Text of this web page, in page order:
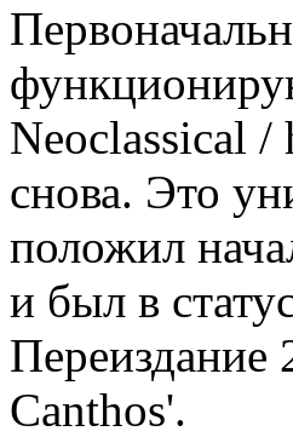
Neoclassical /
снова. Это
положил
и был в
Переиздание
Canthos'.